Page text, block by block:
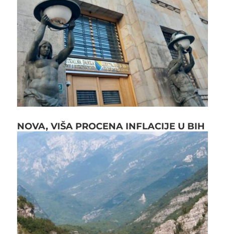
NOVA, VIŠA PROCENA INFLACIJE U BIH